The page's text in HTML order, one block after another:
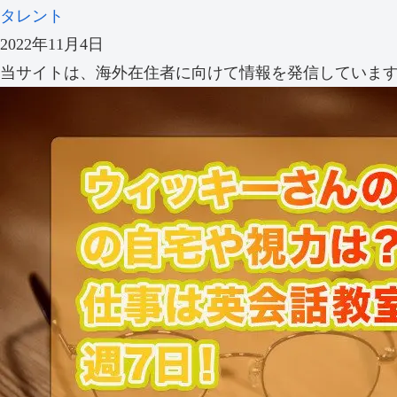
タレント
2022年11月4日
当サイトは、海外在住者に向けて情報を発信していま